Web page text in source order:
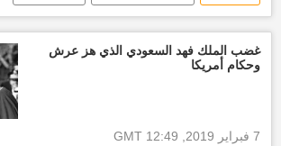
إسرائيل أخبار السعودية اليوم
الملك فيصل
غضب الملك فهد السعودي الذي هز عرش
وحكام أمريكا
7 فبراير 2019, 12:49 GMT